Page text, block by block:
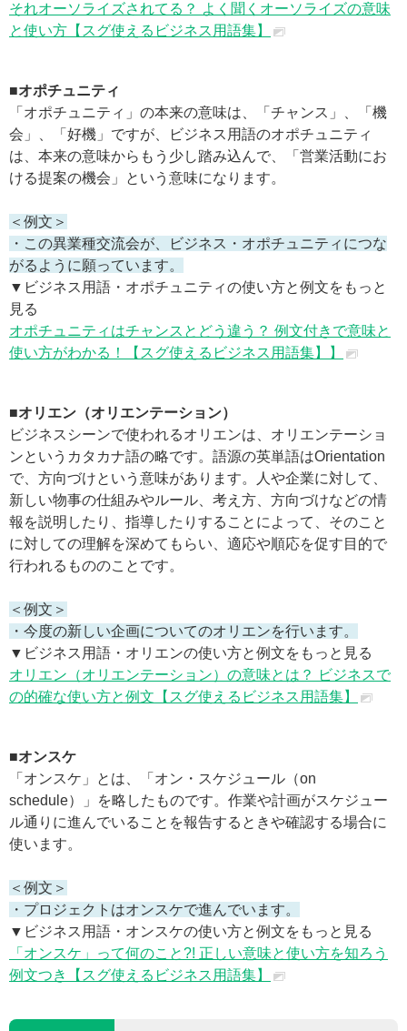
それオーソライズされてる？ よく聞くオーソライズの意味
と使い方【スグ使えるビジネス用語集】
■オポチュニティ
「オポチュニティ」の本来の意味は、「チャンス」、「機
会」、「好機」ですが、ビジネス用語のオポチュニティ
は、本来の意味からもう少し踏み込んで、「営業活動にお
ける提案の機会」という意味になります。
＜例文＞
・この異業種交流会が、ビジネス・オポチュニティにつな
がるように願っています。
▼ビジネス用語・オポチュニティの使い方と例文をもっと
見る
オポチュニティはチャンスとどう違う？ 例文付きで意味と
使い方がわかる！【スグ使えるビジネス用語集】】
■オリエン（オリエンテーション）
ビジネスシーンで使われるオリエンは、オリエンテーショ
ンというカタカナ語の略です。語源の英単語はOrientation
で、方向づけという意味があります。人や企業に対して、
新しい物事の仕組みやルール、考え方、方向づけなどの情
報を説明したり、指導したりすることによって、そのこと
に対しての理解を深めてもらい、適応や順応を促す目的で
行われるもののことです。
＜例文＞
・今度の新しい企画についてのオリエンを行います。
▼ビジネス用語・オリエンの使い方と例文をもっと見る
オリエン（オリエンテーション）の意味とは？ ビジネスで
の的確な使い方と例文【スグ使えるビジネス用語集】
■オンスケ
「オンスケ」とは、「オン・スケジュール（on
schedule）」を略したものです。作業や計画がスケジュー
ル通りに進んでいることを報告するときや確認する場合に
使います。
＜例文＞
・プロジェクトはオンスケで進んでいます。
▼ビジネス用語・オンスケの使い方と例文をもっと見る
「オンスケ」って何のこと?! 正しい意味と使い方を知ろう
例文つき【スグ使えるビジネス用語集】